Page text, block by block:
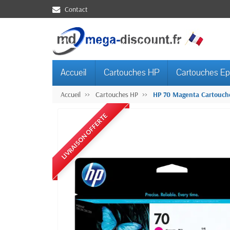
Contact
Accueil Cartouches HP Cartouches
Accueil Cartouches HP HP 70 Magenta
LIVRAISON OFFERTE